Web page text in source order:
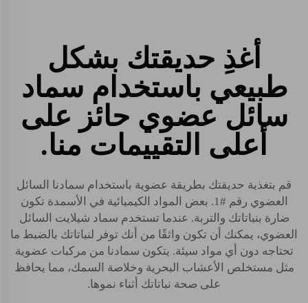
أغذِ حديقتك بشكل
طبيعي باستخدام سماد
سائل عضوي حائز على
أعلى التقييمات منا.
قم بتغذية حديقتك بطريقة عضوية باستخدام سمادنا السائل
العضوي رقم #1. بعض المواد الكيميائية في الأسمدة تكون
ضارة بنباتاتك والتربة. عندما تستخدم سماد شيلايت السائل
العضوي، يمكنك أن تكون واثقًا من أنك توفر لنباتاتك بالضبط ما
تحتاجه دون أي مواد سيئة. يتكون سمادنا من مركبات عضوية
مثل مستخلص الأعشاب البحرية وخلاصة السمك، مما يحافظ
على صحة نباتاتك أثناء نموها.